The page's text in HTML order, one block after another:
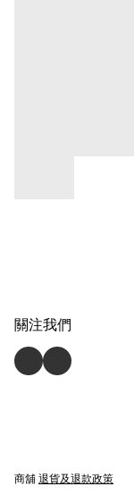
關注我們
商舖 退貨及退款政策